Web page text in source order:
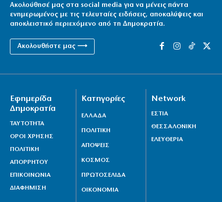
Ακολούθησέ μας στα social media για να μένεις πάντα
ενημερωμένος με τις τελευταίες ειδήσεις, αποκαλύψεις και
αποκλειστικό περιεχόμενο από τη Δημοκρατία.
Ακολουθήστε μας ⟶
Εφημερίδα
Δημοκρατία
ΤΑΥΤΟΤΗΤΑ
ΟΡΟΙ ΧΡΗΣΗΣ
ΠΟΛΙΤΙΚΗ
ΑΠΟΡΡΗΤΟΥ
ΕΠΙΚΟΙΝΩΝΙΑ
ΔΙΑΦΗΜΙΣΗ
Κατηγορίες
ΕΛΛΑΔΑ
ΠΟΛΙΤΙΚΗ
ΑΠΟΨΕΙΣ
ΚΟΣΜΟΣ
ΠΡΩΤΟΣΕΛΙΔΑ
ΟΙΚΟΝΟΜΙΑ
Network
ΕΣΤΙΑ
ΘΕΣΣΑΛΟΝΙΚΗ
ΕΛΕΥΘΕΡΙΑ